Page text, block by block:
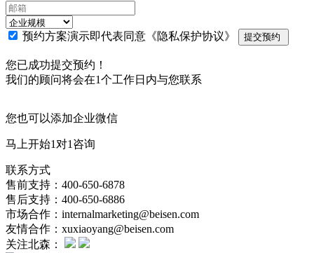
预约方案演示即代表同意 《隐私保护协议》 提交预约
您已成功提交预约！
我们的顾问将会在1个工作日内与您联系
您也可以添加企业微信
马上开始1对1咨询
联系方式
售前支持：400-650-6878
售后支持：400-650-6886
市场合作：internalmarketing@beisen.com
友情合作：xuxiaoyang@beisen.com
关注北森：